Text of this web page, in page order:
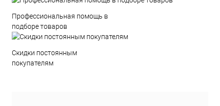
Профессиональная помощь в
подборе товаров
Скидки постоянным
покупателям